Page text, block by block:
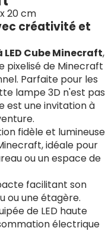
20 cm
créativité et
LED Cube Minecraft,
pixelisé de Minecraft
Parfaite pour les
lampe 3D n'est pas
est une invitation à
fidèle et lumineuse
idéale pour
ou un espace de
facilitant son
ou une étagère.
de LED haute
électrique